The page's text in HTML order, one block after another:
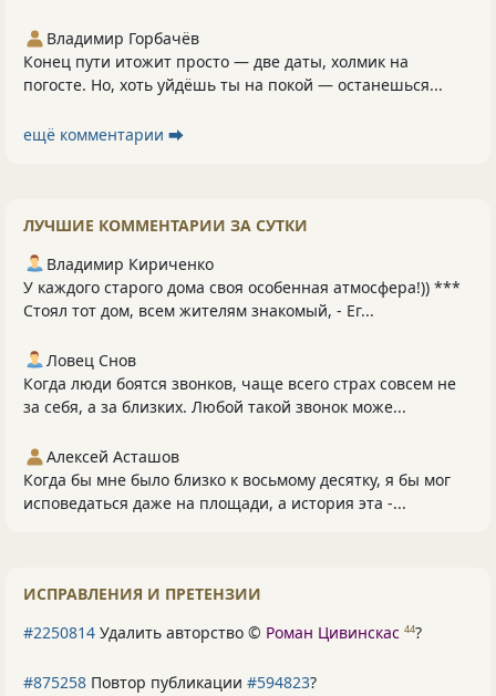
Владимир Горбачёв
Конец пути итожит просто — две даты, холмик на
погосте. Но, хоть уйдёшь ты на покой — останешься...
ещё комментарии ⮕
ЛУЧШИЕ КОММЕНТАРИИ ЗА СУТКИ
Владимир Кириченко
У каждого старого дома своя особенная атмосфера!)) ***
Стоял тот дом, всем жителям знакомый, - Ег...
Ловец Снов
Когда люди боятся звонков, чаще всего страх совсем не
за себя, а за близких. Любой такой звонок може...
Алексей Асташов
Когда бы мне было близко к восьмому десятку, я бы мог
исповедаться даже на площади, а история эта -...
ИСПРАВЛЕНИЯ И ПРЕТЕНЗИИ
#2250814 Удалить авторство © Роман Цивинскас 44?
#875258 Повтор публикации #594823?